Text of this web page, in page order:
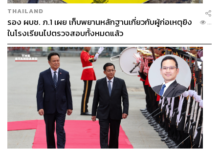
THAILAND
รอง ผบช. ภ.1 เผย เก็บพยานหลักฐานเกี่ยวกับผู้ก่อเหตุยิง
ในโรงเรียนไปตรวจสอบทั้งหมดแล้ว
...